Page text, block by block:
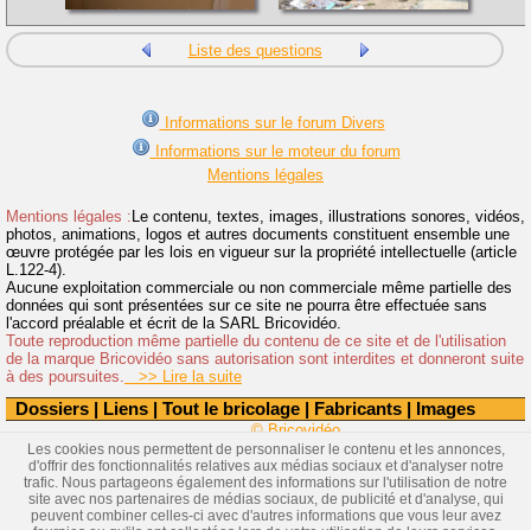
Dossiers | Liens | Tout le bricolage | Fabricants | Images
Liste des questions
Informations sur le forum Divers
Informations sur le moteur du forum
Mentions légales
Mentions légales : Le contenu, textes, images, illustrations sonores, vidéos,
photos, animations, logos et autres documents constituent ensemble une
œuvre protégée par les lois en vigueur sur la propriété intellectuelle (article
L.122-4).
Aucune exploitation commerciale ou non commerciale même partielle des
données qui sont présentées sur ce site ne pourra être effectuée sans
l'accord préalable et écrit de la SARL Bricovidéo.
Toute reproduction même partielle du contenu de ce site et de l'utilisation
de la marque Bricovidéo sans autorisation sont interdites et donneront suite
à des poursuites.
>> Lire la suite
© Bricovidéo
Les cookies nous permettent de personnaliser le contenu et les annonces,
d'offrir des fonctionnalités relatives aux médias sociaux et d'analyser notre
trafic. Nous partageons également des informations sur l'utilisation de notre
site avec nos partenaires de médias sociaux, de publicité et d'analyse, qui
peuvent combiner celles-ci avec d'autres informations que vous leur avez